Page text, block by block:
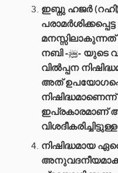
ഇബ്നു ഹജർ
നബി -ﷺ- യുടെ വാക്ക് കൊണ്ട് ഉദ്ദേശ്യം
വിൽപ്പന
അത്
ഇപ്രകാരമാണ്
നിഷിദ്ധമായ